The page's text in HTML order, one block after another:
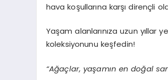
hava koşullarına karşı dirençli
Yaşam alanlarınıza uzun yıllar
koleksiyonunu keşfedin!
“Ağaçlar, yaşamın en doğal